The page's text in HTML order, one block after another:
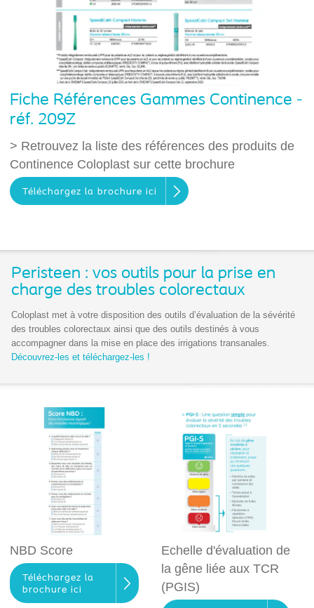
Fiche Références Gammes Continence -
réf. 209Z
> Retrouvez la liste des références des produits de
Continence Coloplast sur cette brochure
Téléchargez la brochure ici
Peristeen : vos outils pour la prise en
charge des troubles colorectaux
Coloplast met à votre disposition des outils d’évaluation de la sévérité
des troubles colorectaux ainsi que des outils destinés à vous
accompagner dans la mise en place des irrigations transanales.
Découvrez-les et téléchargez-les !
NBD Score
Téléchargez la
brochure ici
Echelle d'évaluation de
la gêne liée aux TCR
(PGIS)